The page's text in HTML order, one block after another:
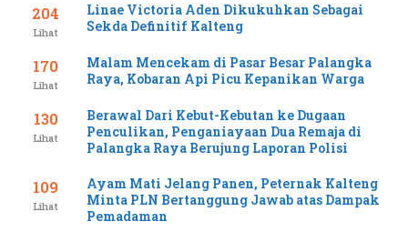
204
Lihat
Linae Victoria Aden Dikukuhkan Sebagai
Sekda Definitif Kalteng
170
Lihat
Malam Mencekam di Pasar Besar Palangka
Raya, Kobaran Api Picu Kepanikan Warga
130
Lihat
Berawal Dari Kebut-Kebutan ke Dugaan
Penculikan, Penganiayaan Dua Remaja di
Palangka Raya Berujung Laporan Polisi
109
Lihat
Ayam Mati Jelang Panen, Peternak Kalteng
Minta PLN Bertanggung Jawab atas Dampak
Pemadaman